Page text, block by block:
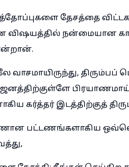
தேசத்தை
விஷயத்தில் நன்மையான
வாசமாயிருந்து,
ஜனத்திற்குள்ளே
கர்த்தர் இடத்திற்குத்
பட்டணங்களாகிய